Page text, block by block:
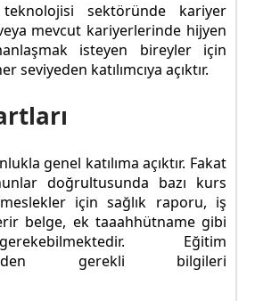
sektöründe kariyer
mevcut kariyerlerinde hijyen
isteyen bireyler için
seviyeden katılımcıya açıktır.
genel katılıma açıktır. Fakat
doğrultusunda bazı kurs
için sağlık raporu, iş
belge, ek taaahhütname gibi
Eğitim
gerekli bilgileri